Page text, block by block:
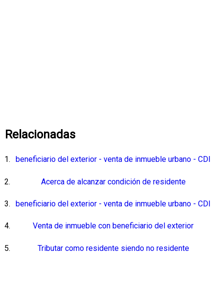
Relacionadas
beneficiario del exterior - venta de inmueble urbano - CDI
Acerca de alcanzar condición de residente
beneficiario del exterior - venta de inmueble urbano - CDI
Venta de inmueble con beneficiario del exterior
Tributar como residente siendo no residente